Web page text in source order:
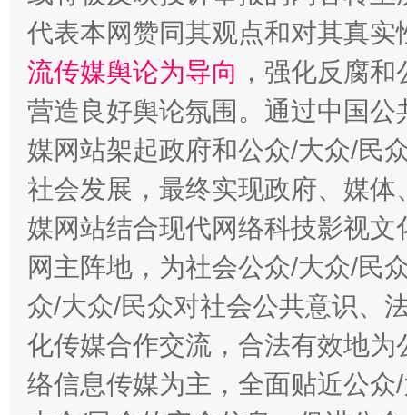
东山县通报“牛蛙产品抗生素超标问题” 法
代表本网赞同其观点和对其真实
流传媒舆论为导向 ，强化反腐
营造良好舆论氛围。通过中国
媒网站架起政府和公众/大众/民
社会发展，最终实现政府、媒
媒网站结合现代网络科技影视
网主阵地，为社会公众/大众/民
众/大众/民众对社会公共意识、
化传媒合作交流，合法有效地
络信息传媒为主，全面贴近公